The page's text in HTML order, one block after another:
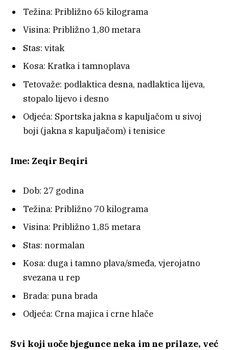
Težina: Približno 65 kilograma
Visina: Približno 1,80 metara
Stas: vitak
Kosa: Kratka i tamnoplava
Tetovaže: podlaktica desna, nadlaktica lijeva,
stopalo lijevo i desno
Odjeća: Sportska jakna s kapuljačom u sivoj
boji (jakna s kapuljačom) i tenisice
Ime: Zeqir Beqiri
Dob: 27 godina
Težina: Približno 70 kilograma
Visina: Približno 1,85 metara
Stas: normalan
Kosa: duga i tamno plava/smeđa, vjerojatno
svezana u rep
Brada: puna brada
Odjeća: Crna majica i crne hlače
Svi koji uoče bjegunce neka im ne prilaze, već